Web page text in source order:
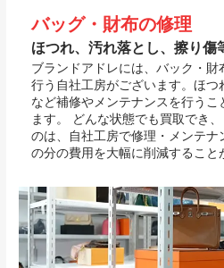
バッグ・財布の修理
ほつれ、汚れ落とし、擦り傷
ブランドアドレには、バック・
行う自社工房がございます。ほ
など補修やメンテナンスを行う
ます。 どんな状態でも買取でき
のは、自社工房で修理・メンテナ
の分の費用を大幅に削減すること